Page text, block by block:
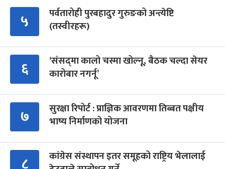
५
पर्वतारोही पुरबहादुर गुरुङको अन्त्येष्टि
(तस्वीरहरू)
६
‘संसद्‍मा कालो चस्मा खोल्नू, बैठक चल्दा सेयर
कारोबार नगर्नू’
७
सुरक्षा रिपोर्ट : प्राज्ञिक आवरणमा तिब्बत पक्षीय
भाष्य निर्माणको योजना
कांग्रेस संस्थापन इतर समूहको राष्ट्रिय भेलालाई